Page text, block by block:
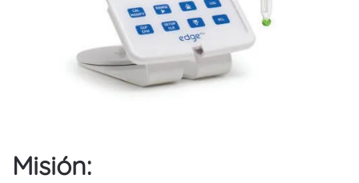
Misión: